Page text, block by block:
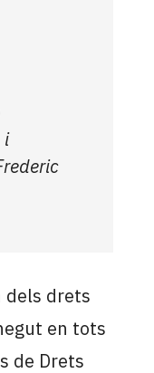
i
dels drets
en tots
de Drets